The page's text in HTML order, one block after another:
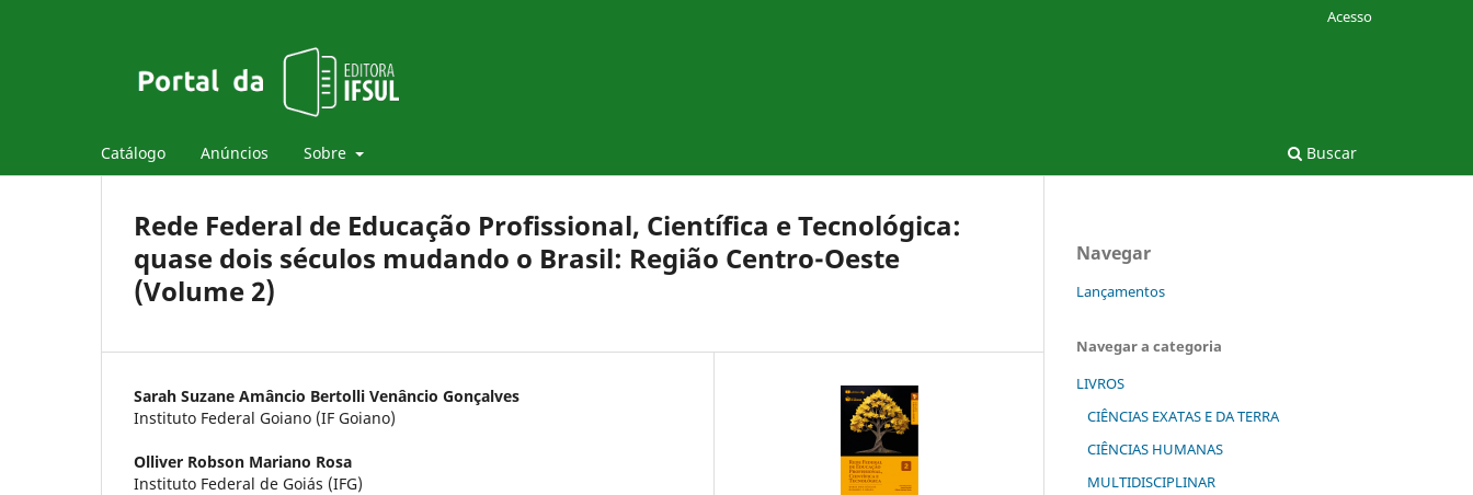
Catálogo Anúncios Sobre Buscar
Acesso
Rede Federal de Educação Profissional, Científica e Tecnológica:
quase dois séculos mudando o Brasil: Região Centro-Oeste
(Volume 2)
Sarah Suzane Amâncio Bertolli Venâncio Gonçalves
Instituto Federal Goiano (IF Goiano)
Olliver Robson Mariano Rosa
Instituto Federal de Goiás (IFG)
Navegar
Lançamentos
Navegar a categoria
LIVROS
CIÊNCIAS EXATAS E DA TERRA
CIÊNCIAS HUMANAS
MULTIDISCIPLINAR